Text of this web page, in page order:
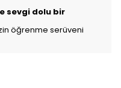
sevgi dolu bir
öğrenme serüveni